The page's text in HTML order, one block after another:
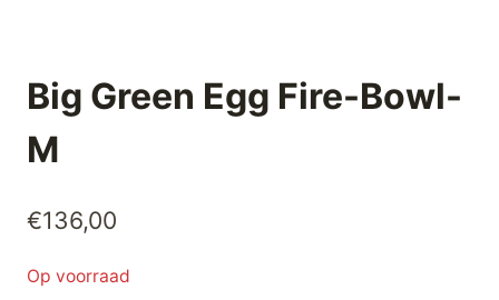
Big Green Egg Fire-Bowl-
M
€136,00
Op voorraad